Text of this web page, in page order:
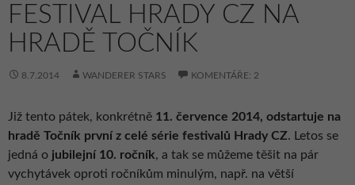
FESTIVAL HRADY CZ NA
HRADĚ TOČNÍK
8.7.2014 WANDERER STARS KOMENTÁŘE: 2
Již tento pátek, konkrétně 11. července 2014, odstartuje na
hradě Točník první z celé série festivalů Hrady CZ. Letos se
jedná o jubilejní 10. ročník, a tak se můžeme těšit na pár
vychytávek oproti ročníkům minulým, např. na větší